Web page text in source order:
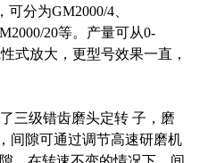
可分为GM2000/4、
20等。产量可从0-
式放大，更型号效果一直，
三级错齿磨头定转 子，磨
间隙可通过调节高速研磨机